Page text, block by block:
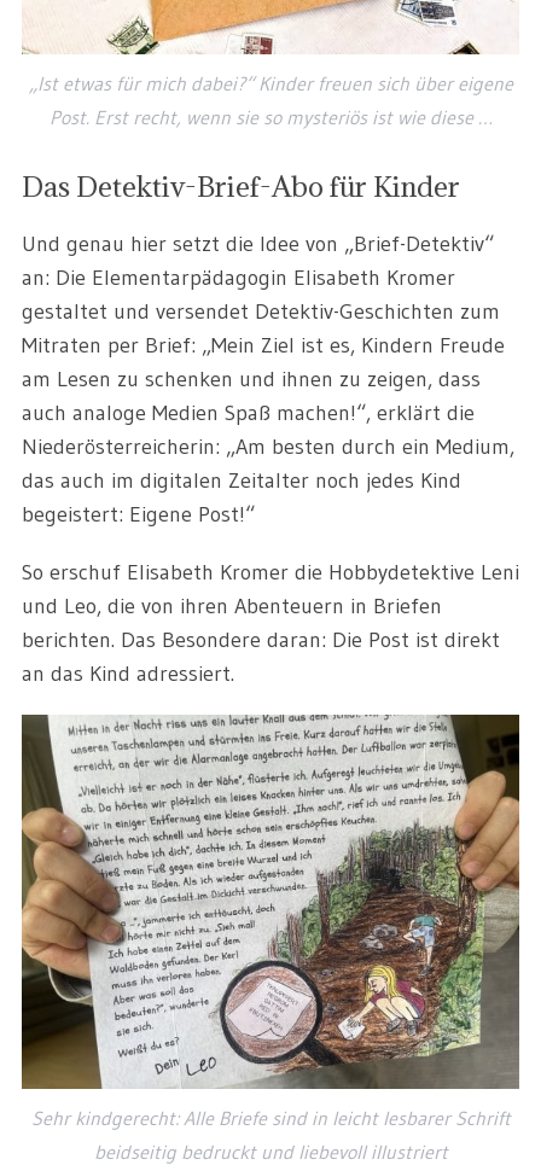
„Ist etwas für mich dabei?“ Kinder freuen sich über eigene
Post. Erst recht, wenn sie so mysteriös ist wie diese …
Das Detektiv-Brief-Abo für Kinder
Und genau hier setzt die Idee von „Brief-Detektiv“
an: Die Elementarpädagogin Elisabeth Kromer
gestaltet und versendet Detektiv-Geschichten zum
Mitraten per Brief: „Mein Ziel ist es, Kindern Freude
am Lesen zu schenken und ihnen zu zeigen, dass
auch analoge Medien Spaß machen!“, erklärt die
Niederösterreicherin: „Am besten durch ein Medium,
das auch im digitalen Zeitalter noch jedes Kind
begeistert: Eigene Post!“
So erschuf Elisabeth Kromer die Hobbydetektive Leni
und Leo, die von ihren Abenteuern in Briefen
berichten. Das Besondere daran: Die Post ist direkt
an das Kind adressiert.
Sehr kindgerecht: Alle Briefe sind in leicht lesbarer Schrift
beidseitig bedruckt und liebevoll illustriert